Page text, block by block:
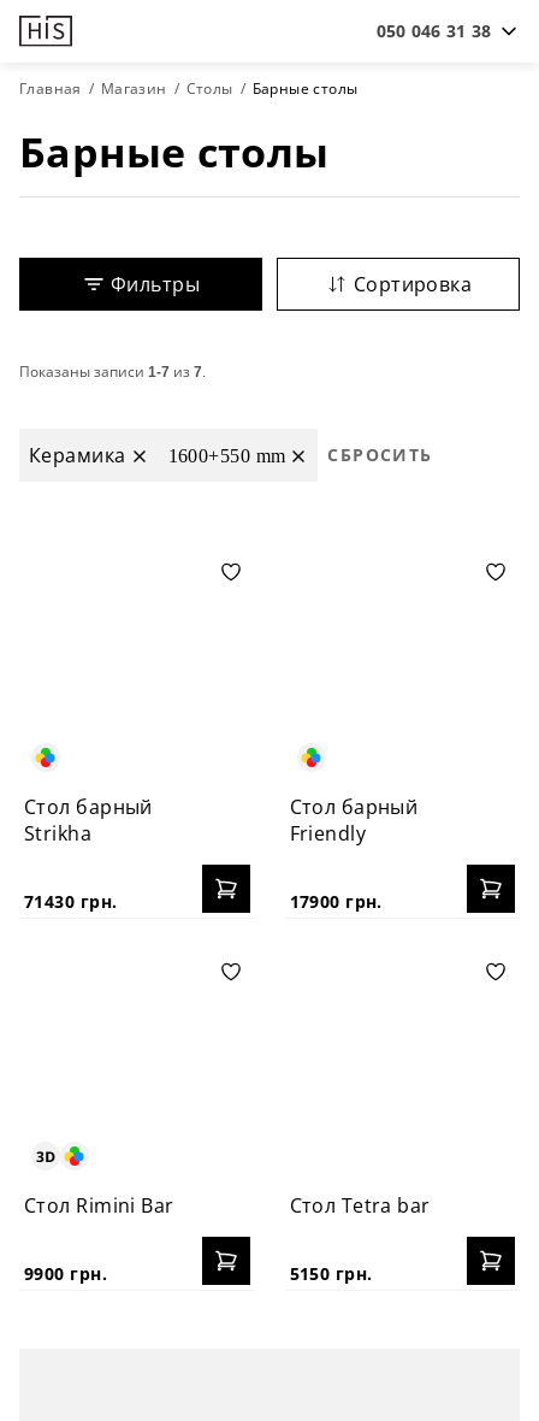
050 046 31 38
Главная Магазин Столы Барные столы
Барные столы
Фильтры Сортировка
Показаны записи 1-7 из7.
Керамика 1600+550 mm СБРОСИТЬ
Стол барный
Strikha
71430 грн.
Стол барный
Friendly
17900 грн.
Стол Rimini Bar
9900 грн.
Стол Tetra bar
5150 грн.